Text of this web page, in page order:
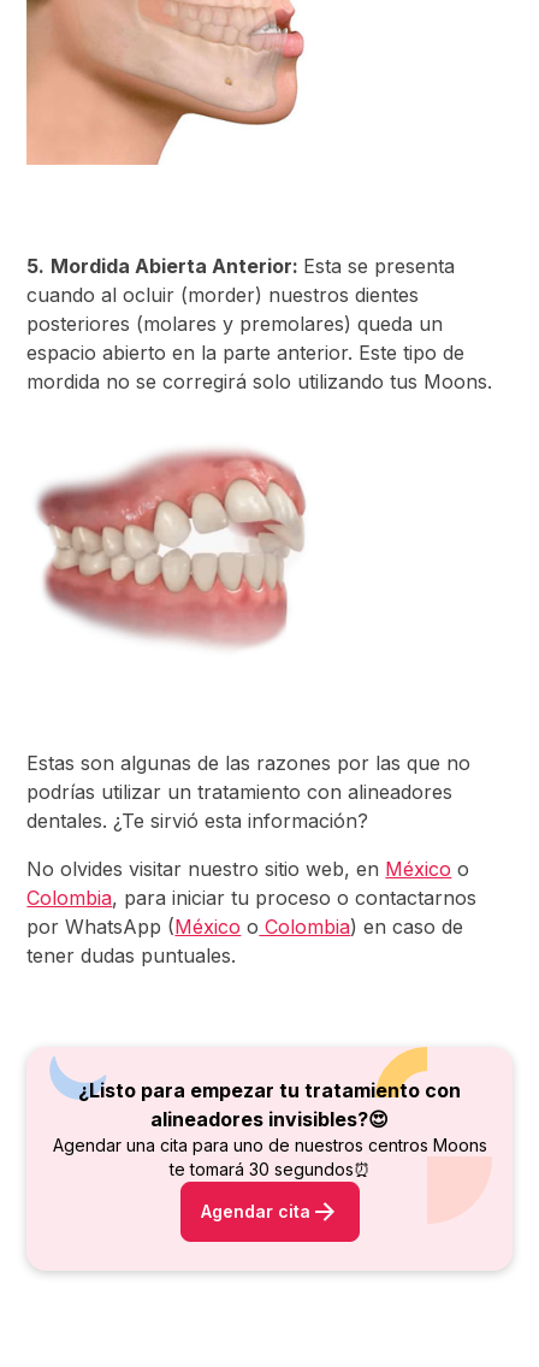
5. Mordida Abierta Anterior: Esta se presenta
cuando al ocluir (morder) nuestros dientes
posteriores (molares y premolares) queda un
espacio abierto en la parte anterior. Este tipo de
mordida no se corregirá solo utilizando tus Moons.
Estas son algunas de las razones por las que no
podrías utilizar un tratamiento con alineadores
dentales. ¿Te sirvió esta información?
No olvides visitar nuestro sitio web, en México o
Colombia, para iniciar tu proceso o contactarnos
por WhatsApp (México o Colombia) en caso de
tener dudas puntuales.
¿Listo para empezar tu tratamiento con
alineadores invisibles?😍
Agendar una cita para uno de nuestros centros Moons
te tomará 30 segundos⏰
Agendar cita